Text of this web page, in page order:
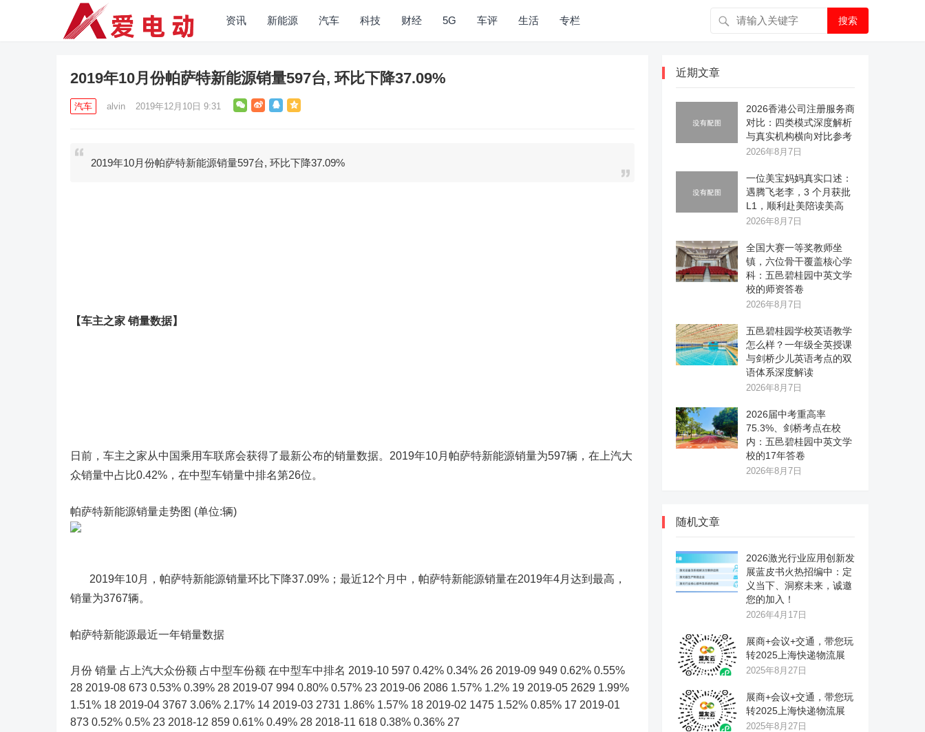
资讯 新能源 汽车 科技 财经 5G 车评 生活 专栏 搜索
2019年10月份帕萨特新能源销量597台, 环比下降37.09%
汽车 alvin 2019年12月10日 9:31
2019年10月份帕萨特新能源销量597台, 环比下降37.09%
【车主之家 销量数据】
日前，车主之家从中国乘用车联席会获得了最新公布的销量数据。2019年10月帕萨特新能源销量为597辆，在上汽大
众销量中占比0.42%，在中型车销量中排名第26位。
帕萨特新能源销量走势图 (单位:辆)
2019年10月，帕萨特新能源销量环比下降37.09%；最近12个月中，帕萨特新能源销量在2019年4月达到最高，
销量为3767辆。
帕萨特新能源最近一年销量数据
月份 销量 占上汽大众份额 占中型车份额 在中型车中排名 2019-10 597 0.42% 0.34% 26 2019-09 949 0.62% 0.55%
28 2019-08 673 0.53% 0.39% 28 2019-07 994 0.80% 0.57% 23 2019-06 2086 1.57% 1.2% 19 2019-05 2629 1.99%
1.51% 18 2019-04 3767 3.06% 2.17% 14 2019-03 2731 1.86% 1.57% 18 2019-02 1475 1.52% 0.85% 17 2019-01
873 0.52% 0.5% 23 2018-12 859 0.61% 0.49% 28 2018-11 618 0.38% 0.36% 27
近期文章
2026香港公司注册服务商
对比：四类模式深度解析
与真实机构横向对比参考
2026年8月7日
一位美宝妈妈真实口述：
遇腾飞老李，3 个月获批
L1，顺利赴美陪读美高
2026年8月7日
全国大赛一等奖教师坐
镇，六位骨干覆盖核心学
科：五邑碧桂园中英文学
校的师资答卷
2026年8月7日
五邑碧桂园学校英语教学
怎么样？一年级全英授课
与剑桥少儿英语考点的双
语体系深度解读
2026年8月7日
2026届中考重高率
75.3%、剑桥考点在校
内：五邑碧桂园中英文学
校的17年答卷
2026年8月7日
随机文章
2026激光行业应用创新发
展蓝皮书火热招编中：定
义当下、洞察未来，诚邀
您的加入！
2026年4月17日
展商+会议+交通，带您玩
转2025上海快递物流展
2025年8月27日
展商+会议+交通，带您玩
转2025上海快递物流展
2025年8月27日